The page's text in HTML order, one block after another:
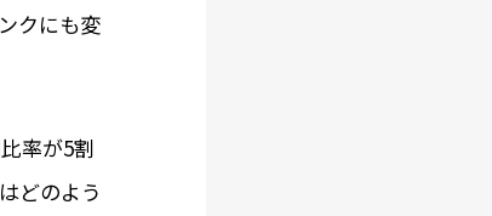
クにも変
率が5割
どのよう